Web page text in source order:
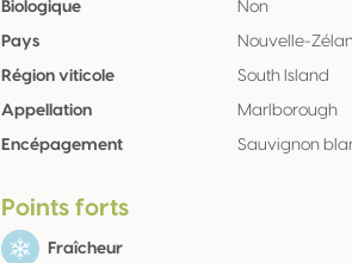
Biologique Non
Pays Nouvelle-
Région viticole South Island
Appellation Marlborough
Encépagement Sauvignon
Points forts
Fraîcheur